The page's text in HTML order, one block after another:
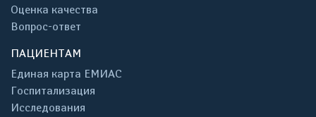
Оценка качества
Вопрос-ответ
ПАЦИЕНТАМ
Единая карта ЕМИАС
Госпитализация
Исследования